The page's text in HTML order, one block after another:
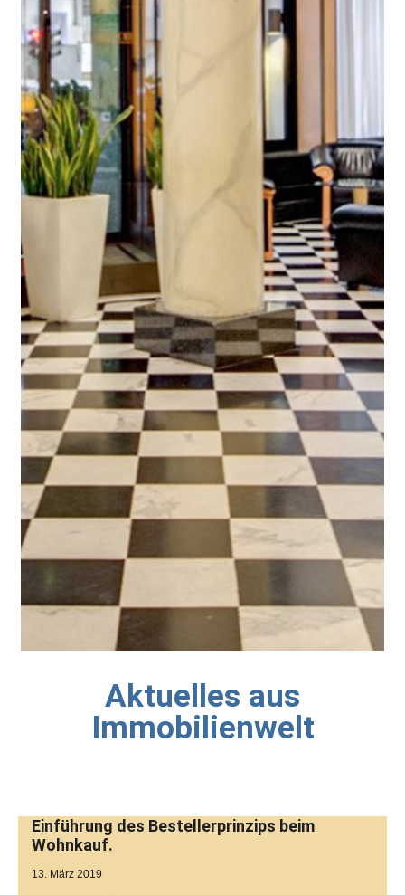
Aktuelles aus
Immobilienwelt
Einführung des Bestellerprinzips beim
Wohnkauf.
13. März 2019